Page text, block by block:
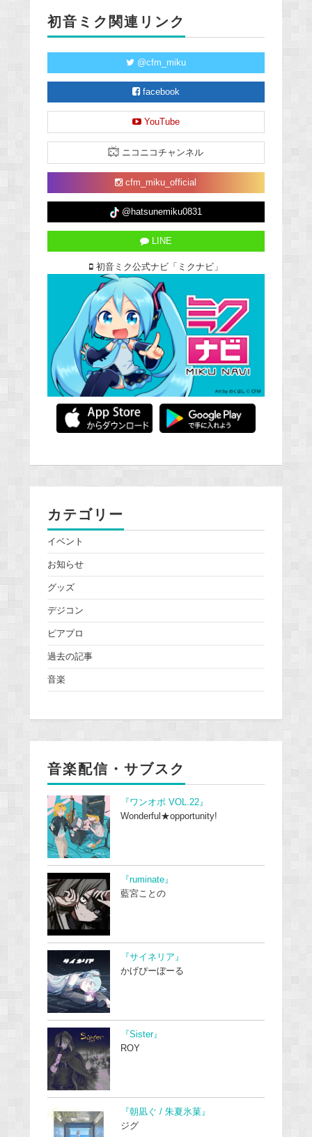
初音ミク関連リンク
@cfm_miku
facebook
YouTube
ニコニコチャンネル
cfm_miku_official
@hatsunemiku0831
LINE
初音ミク公式ナビ「ミクナビ」
カテゴリー
イベント
お知らせ
グッズ
デジコン
ピアプロ
過去の記事
音楽
音楽配信・サブスク
『ワンオポ VOL.22』
Wonderful★opportunity!
『ruminate』
藍宮ことの
『サイネリア』
かげぴーぼーる
『Sister』
ROY
『朝凪ぐ / 朱夏氷菓』
ジグ